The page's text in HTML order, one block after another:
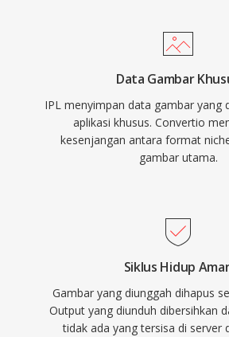
Data Gambar
IPL menyimpan data gambar yang
aplikasi khusus. Convertio
kesenjangan antara format
gambar utama.
Siklus Hidup
Gambar yang diunggah dihapus
Output yang diunduh dibersihkan
tidak ada yang tersisa di server